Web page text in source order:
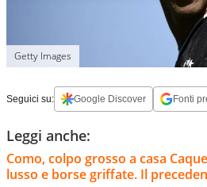
Getty Images
Seguici su: Google Discover Fonti
Leggi anche:
Como, colpo grosso a casa
lusso e borse griffate. Il